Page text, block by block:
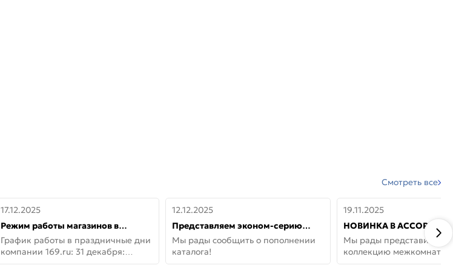
Смотреть все
17.12.2025
Режим работы магазинов в
праздничные дни с 31 декабря по
11 января
График работы в праздничные дни
компании 169.ru: 31 декабря:
Заказы, самовывоз и доставки —
12.12.2025
Представляем эконом-серию
дверей от бренда Portika, где цена
не значит «просто»
Мы рады сообщить о пополнении
каталога!
19.11.2025
НОВИНКА В
ДВЕРИ GLOSSMAT —
НЕОКЛАССИКА И УЮТ
Мы рады представить
коллекцию
GlossMat